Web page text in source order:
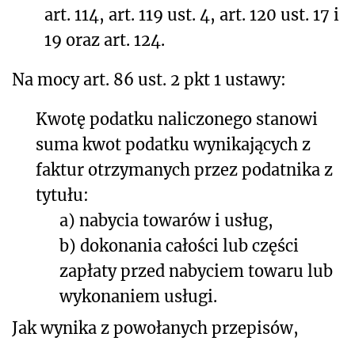
art. 114, art. 119 ust. 4, art. 120 ust. 17 i
19 oraz art. 124.
Na mocy art. 86 ust. 2 pkt 1 ustawy:
Kwotę podatku naliczonego stanowi
suma kwot podatku wynikających z
faktur otrzymanych przez podatnika z
tytułu:
a) nabycia towarów i usług,
b) dokonania całości lub części
zapłaty przed nabyciem towaru lub
wykonaniem usługi.
Jak wynika z powołanych przepisów,